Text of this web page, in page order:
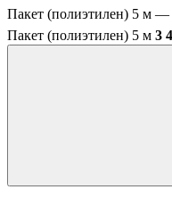
Пакет (полиэтилен) 5 м —
Пакет (полиэтилен) 5 м 3